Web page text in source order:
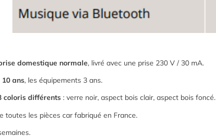
domestique normale, livré avec une prise 230 V / 30 mA.
ans, les équipements 3 ans.
coloris différents : verre noir, aspect bois clair, aspect bois foncé.
toutes les pièces car fabriqué en France.